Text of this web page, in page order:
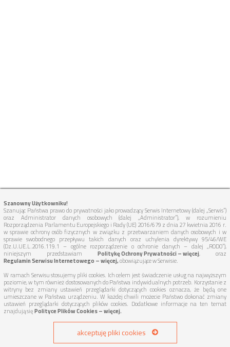
Szanowny Użytkowniku!
Szanując Państwa prawo do prywatności jako prowadzący Serwis Internetowy (dalej „Serwis”)
oraz Administrator danych osobowych (dalej „Administrator”), w rozumieniu
Rozporządzenia Parlamentu Europejskiego i Rady (UE) 2016/679 z dnia 27 kwietnia 2016 r.
w sprawie ochrony osób fizycznych w związku z przetwarzaniem danych osobowych i w
sprawie swobodnego przepływu takich danych oraz uchylenia dyrektywy 95/46/WE
(Dz.U.UE.L.2016.119.1 – ogólne rozporządzenie o ochronie danych – dalej „RODO”),
niniejszym przedstawiam Politykę Ochrony Prywatności – więcej, oraz
Regulamin Serwisu Internetowego – więcej,obowiązujące w Serwisie.
W ramach Serwisu stosujemy pliki cookies. Ich celem jest świadczenie usług na najwyższym
poziomie, w tym również dostosowanych do Państwa indywidualnych potrzeb. Korzystanie z
witryny bez zmiany ustawień przeglądarki dotyczących cookies oznacza, że będą one
umieszczane w Państwa urządzeniu. W każdej chwili możecie Państwo dokonać zmiany
ustawień przeglądarki dotyczących plików cookies. Dodatkowe informacje na ten temat
znajdują sięPolityce Plików Cookies – więcej.
akceptuję pliki cookies